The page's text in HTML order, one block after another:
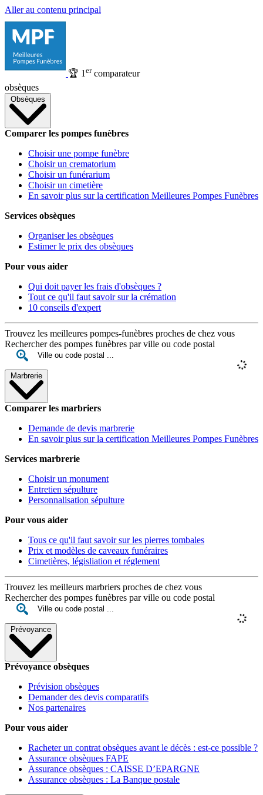
Aller au contenu principal
🏆 1 ercomparateur
obsèques
Obsèques
Comparer les pompes funèbres
Choisir une pompe funèbre
Choisir un crematorium
Choisir un funérarium
Choisir un cimetière
En savoir plus sur la certification Meilleures Pompes Funèbres
Services obsèques
Organiser les obsèques
Estimer le prix des obsèques
Pour vous aider
Qui doit payer les frais d'obsèques ?
Tout ce qu'il faut savoir sur la crémation
10 conseils d'expert
Trouvez les meilleures pompes-funèbres proches de chez vous
Rechercher des pompes funèbres par ville ou code postal
Marbrerie
Comparer les marbriers
Demande de devis marbrerie
En savoir plus sur la certification Meilleures Pompes Funèbres
Services marbrerie
Choisir un monument
Entretien sépulture
Personnalisation sépulture
Pour vous aider
Tous ce qu'il faut savoir sur les pierres tombales
Prix et modèles de caveaux funéraires
Cimetières, législiation et réglement
Trouvez les meilleurs marbriers proches de chez vous
Rechercher des pompes funèbres par ville ou code postal
Prévoyance
Prévoyance obsèques
Prévision obsèques
Demander des devis comparatifs
Nos partenaires
Pour vous aider
Racheter un contrat obsèques avant le décès : est-ce possible ?
Assurance obsèques FAPE
Assurance obsèques : CAISSE D’EPARGNE
Assurance obsèques : La Banque postale